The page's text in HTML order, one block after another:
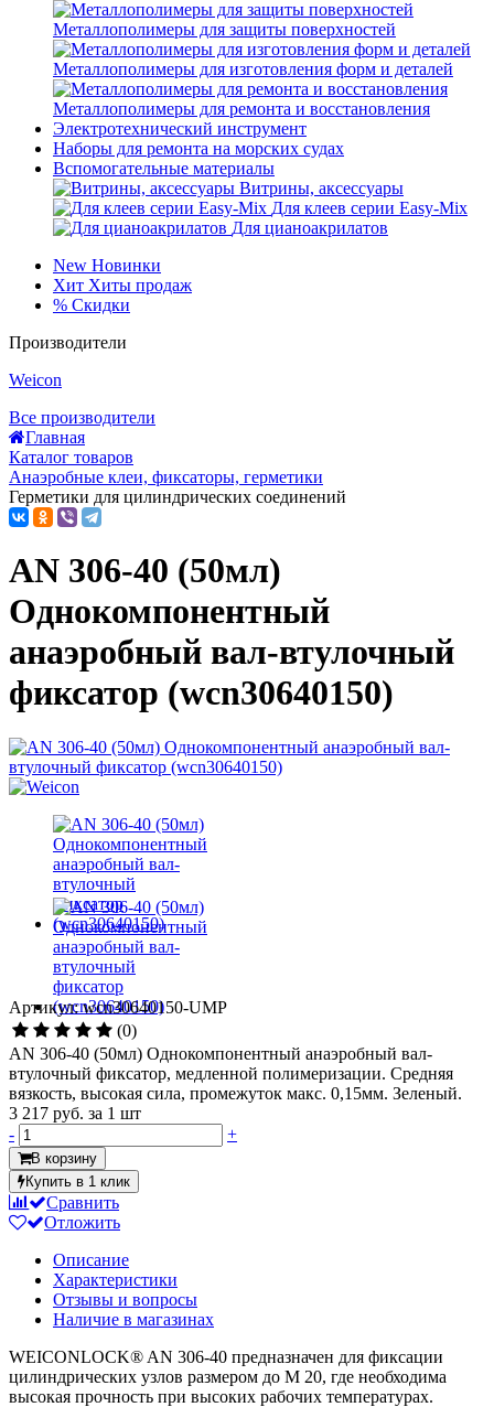
Металлополимеры для защиты поверхностей
Металлополимеры для изготовления форм и деталей
Металлополимеры для ремонта и восстановления
Электротехнический инструмент
Наборы для ремонта на морских судах
Вспомогательные материалы
Витрины, аксессуары
Для клеев серии Easy-Mix
Для цианоакрилатов
New Новинки
Хит Хиты продаж
% Скидки
Производители
Weicon
Все производители
Главная
Каталог товаров
Анаэробные клеи, фиксаторы, герметики
Герметики для цилиндрических соединений
AN 306-40 (50мл)
Однокомпонентный
анаэробный вал-втулочный
фиксатор (wcn30640150)
Артикул: wcn30640150-UMP
(0)
AN 306-40 (50мл) Однокомпонентный анаэробный вал-
втулочный фиксатор, медленной полимеризации. Средняя
вязкость, высокая сила, промежуток макс. 0,15мм. Зеленый.
3 217 руб. за 1 шт
-
+
В корзину
Купить в 1 клик
Сравнить
Отложить
Описание
Характеристики
Отзывы и вопросы
Наличие в магазинах
WEICONLOCK® AN 306-40 предназначен для фиксации
цилиндрических узлов размером до М 20, где необходима
высокая прочность при высоких рабочих температурах.